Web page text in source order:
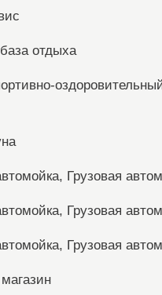
отдыха
Грузовая
Грузовая
Грузовая